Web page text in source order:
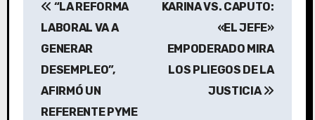
“LA REFORMA
LABORAL VA A
GENERAR
DESEMPLEO”,
AFIRMÓ UN
REFERENTE PYME
KARINA VS. CAPUTO:
«EL JEFE»
EMPODERADO MIRA
LOS PLIEGOS DE LA
JUSTICIA